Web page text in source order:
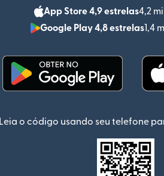
App Store 4,9 estrelas4,2
Google Play 4,8 estrelas1,4
Leia o código usando seu telefone